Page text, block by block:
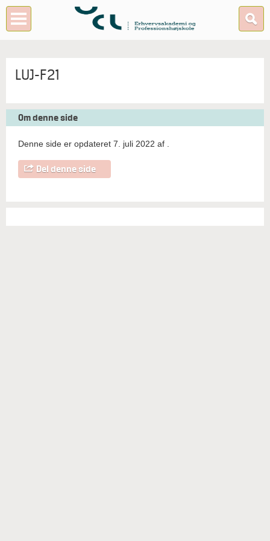
LUJ-F21
Om denne side
Denne side er opdateret 7. juli 2022 af
Del denne side